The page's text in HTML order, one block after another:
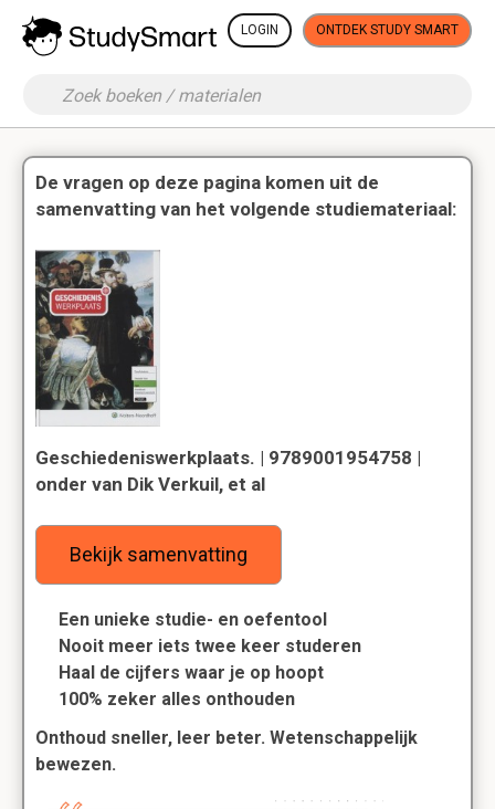
LOGIN ONTDEK STUDY SMART
De vragen op deze pagina komen uit de
samenvatting van het volgende studiemateriaal:
Geschiedeniswerkplaats. | 9789001954758 |
onder van Dik Verkuil, et al
Bekijk samenvatting
Een unieke studie- en oefentool
Nooit meer iets twee keer studeren
Haal de cijfers waar je op hoopt
100% zeker alles onthouden
Onthoud sneller, leer beter. Wetenschappelijk
bewezen.